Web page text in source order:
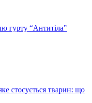
гурту “Антитіла”
стосується тварин: що